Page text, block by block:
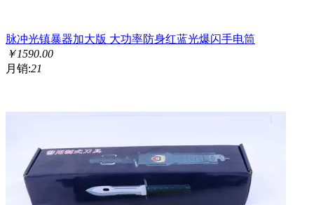
脉冲光镇暴器加大版 大功率防身红蓝光爆闪手电筒
￥1590.00
月销:21